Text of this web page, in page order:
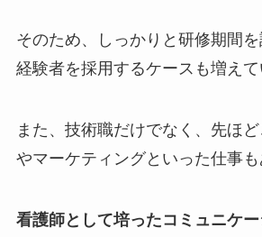
そのため、しっかりと研修期間
経験者を採用するケースも増えて
また、技術職だけでなく、先ほ
やマーケティングといった仕事も
看護師として培ったコミュニケ